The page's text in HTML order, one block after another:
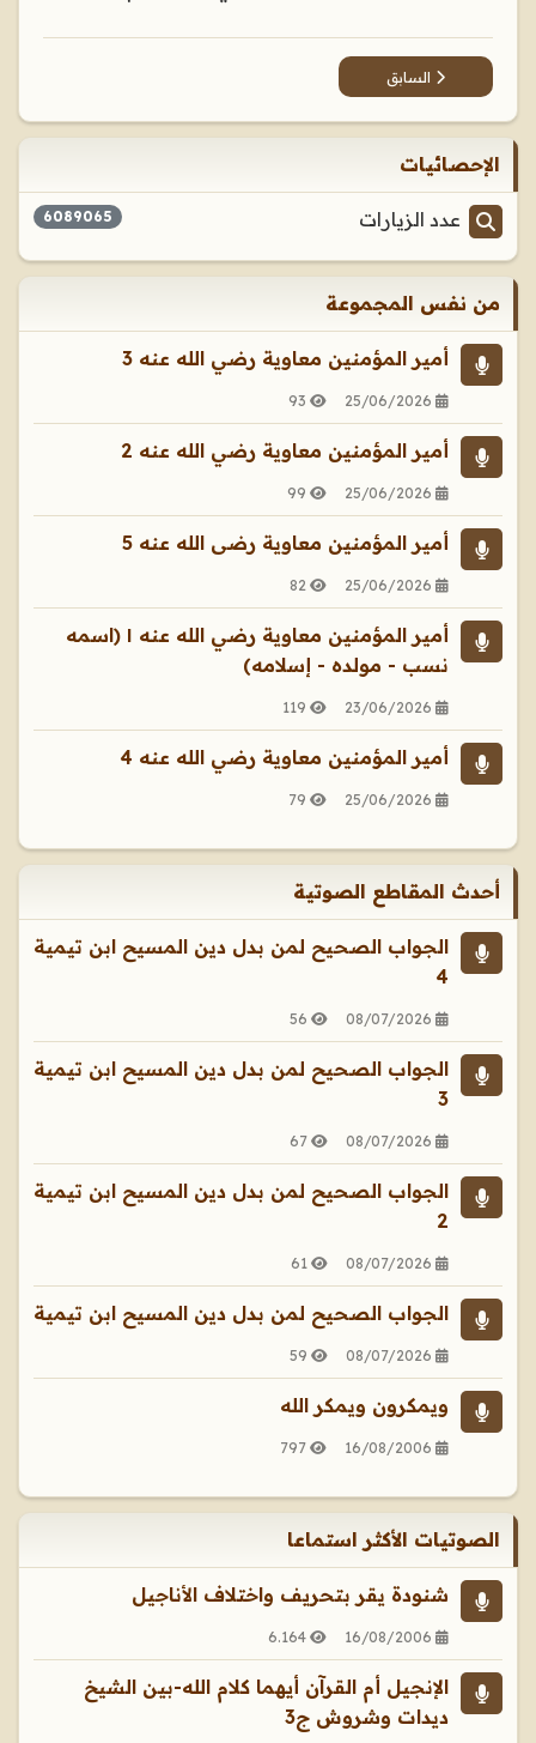
الإحصائيات
عدد الزيارات 6089065
المقال السابق: أمير المؤمنين معاوية رضي الله عنه 3
السابق
من نفس المجموعة
أمير المؤمنين معاوية رضي الله عنه 3
25/06/2026
93
أمير المؤمنين معاوية رضي الله عنه 2
25/06/2026
99
أمير المؤمنين معاوية رضى الله عنه 5
25/06/2026
82
أمير المؤمنين معاوية رضي الله عنه ١ (اسمه
نسب - مولده - إسلامه)
23/06/2026
119
أمير المؤمنين معاوية رضي الله عنه 4
25/06/2026
79
أحدث المقاطع الصوتية
الجواب الصحيح لمن بدل دين المسيح ابن تيمية
4
08/07/2026
56
الجواب الصحيح لمن بدل دين المسيح ابن تيمية
3
08/07/2026
67
الجواب الصحيح لمن بدل دين المسيح ابن تيمية
2
08/07/2026
61
الجواب الصحيح لمن بدل دين المسيح ابن تيمية
08/07/2026
59
ويمكرون ويمكر الله
16/08/2006
797
الصوتيات الأكثر استماعا
شنودة يقر بتحريف واختلاف الأناجيل
16/08/2006
6.164
الإنجيل أم القرآن أيهما كلام الله-بين الشيخ
ديدات وشروش ج3